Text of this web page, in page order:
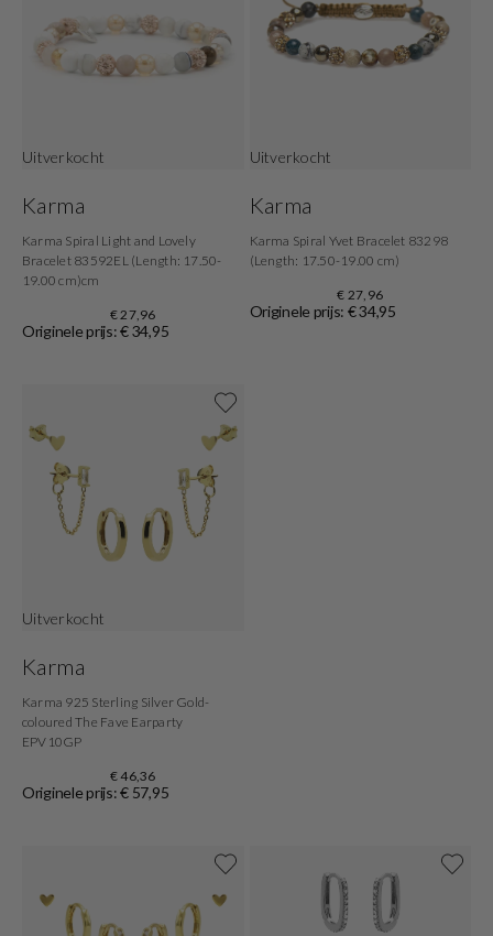
Uitverkocht
Karma
Karma Spiral Light and Lovely
Bracelet 83592EL (Length: 17.50-
19.00 cm)cm
€ 27,96
Originele prijs: € 34,95
Uitverkocht
Karma
Karma Spiral Yvet Bracelet 83298
(Length: 17.50-19.00 cm)
€ 27,96
Originele prijs: € 34,95
Uitverkocht
Karma
Karma 925 Sterling Silver Gold-
coloured The Fave Earparty
EPV10GP
€ 46,36
Originele prijs: € 57,95